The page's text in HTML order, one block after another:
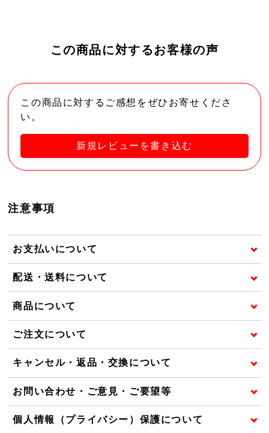
この商品に対するお客様の声
この商品に対するご感想をぜひお寄せくださ
い。
新規レビューを書き込む
注意事項
お支払いについて
配送・送料について
商品について
ご注文について
キャンセル・返品・交換について
お問い合わせ・ご意見・ご要望等
個人情報（プライバシー）保護について